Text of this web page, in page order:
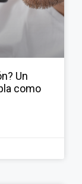
Un
como